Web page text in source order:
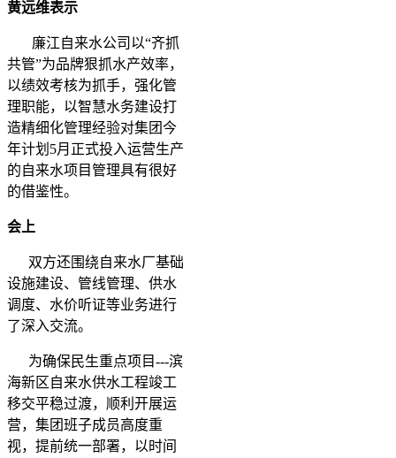
黄远维表示
廉江自来水公司以“齐抓
共管”为品牌狠抓水产效率，
以绩效考核为抓手，强化管
理职能，以智慧水务建设打
造精细化管理经验对集团今
年计划5月正式投入运营生产
的自来水项目管理具有很好
的借鉴性。
会上
双方还围绕自来水厂基础
设施建设、管线管理、供水
调度、水价听证等业务进行
了深入交流。
为确保民生重点项目---滨
海新区自来水供水工程竣工
移交平稳过渡，顺利开展运
营，集团班子成员高度重
视，提前统一部署，以时间